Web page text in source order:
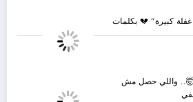
كبيرة” 💔 بكلمات
واللي حصل مش